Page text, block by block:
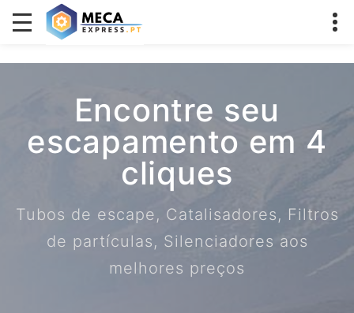
Encontre seu
escapamento em 4
cliques
Tubos de escape, Catalisadores, Filtros
de partículas, Silenciadores aos
melhores preços